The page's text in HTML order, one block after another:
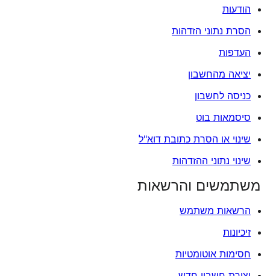
הודעות
הסרת נתוני הזדהות
העדפות
יציאה מהחשבון
כניסה לחשבון
סיסמאות בוט
שינוי או הסרת כתובת דוא"ל
שינוי נתוני ההזדהות
משתמשים והרשאות
הרשאות משתמש
זיכיונות
חסימות אוטומטיות